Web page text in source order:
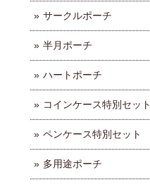
サークルポーチ
半月ポーチ
ハートポーチ
コインケース特別セット
ペンケース特別セット
多用途ポーチ